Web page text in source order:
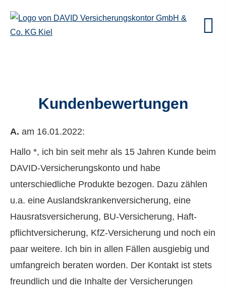
Kundenbewertungen
A. am 16.01.2022:
Hallo *, ich bin seit mehr als 15 Jahren Kunde beim
DAVID-Versicherungskonto und habe
unterschiedliche Produkte bezogen. Dazu zählen
u.a. eine Auslandskrankenversicherung, eine
Hausratsversicherung, BU-Versicherung, Haft­
pflichtversicherung, KfZ-Versicherung und noch ein
paar weitere. Ich bin in allen Fällen ausgiebig und
umfangreich beraten worden. Der Kontakt ist stets
freundlich und die Inhalte der Versicherungen